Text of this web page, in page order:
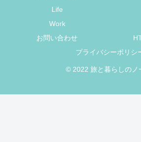
Life
Work
お問い合わせ
プライバシーポリシ
© 2022 旅と暮らしのノ